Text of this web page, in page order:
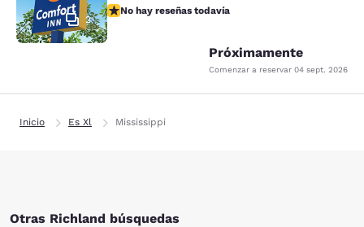
2
No hay reseñas todavía
No hay reseñas todavía
Próximamente
Comenzar a reservar 04 sept. 2026
Inicio Es Xl Mississippi
Otras Richland búsquedas